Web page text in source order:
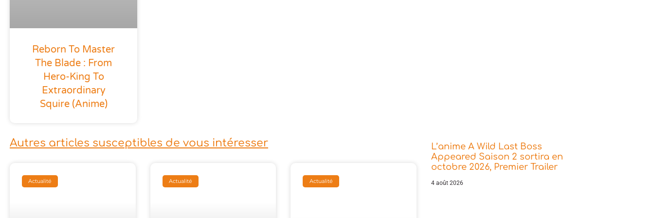
Reborn To Master
The Blade : From
Hero-King To
Extraordinary
Squire (anime)
Autres articles susceptibles de vous intéresser
Actualité Actualité Actualité
L’anime A Wild Last Boss
Appeared Saison 2 sortira en
octobre 2026, Premier Trailer
4 août 2026